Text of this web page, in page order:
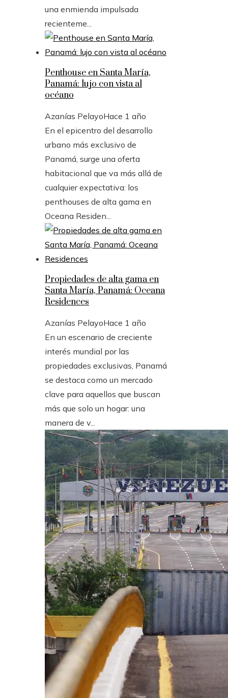
una enmienda impulsada
recienteme...
Penthouse en Santa María,
Panamá: lujo con vista al
océano
Azanías PelayoHace 1 año
En el epicentro del desarrollo
urbano más exclusivo de
Panamá, surge una oferta
habitacional que va más allá de
cualquier expectativa: los
penthouses de alta gama en
Oceana Residen...
Propiedades de alta gama en
Santa María, Panamá: Oceana
Residences
Azanías PelayoHace 1 año
En un escenario de creciente
interés mundial por las
propiedades exclusivas, Panamá
se destaca como un mercado
clave para aquellos que buscan
más que solo un hogar: una
manera de v...